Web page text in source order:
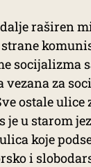
raširen
socijalizma
vezana za
ostale ulice
je u starom
koje
i